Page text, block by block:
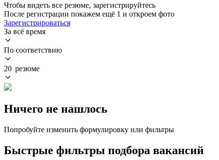
Чтобы видеть все резюме, зарегистрируйтесь
После регистрации покажем ещё 1 и откроем фото
Зарегистрироваться
За всё время
По соответствию
20 резюме
Ничего не нашлось
Попробуйте изменить формулировку или фильтры
Быстрые фильтры подбора вакансий